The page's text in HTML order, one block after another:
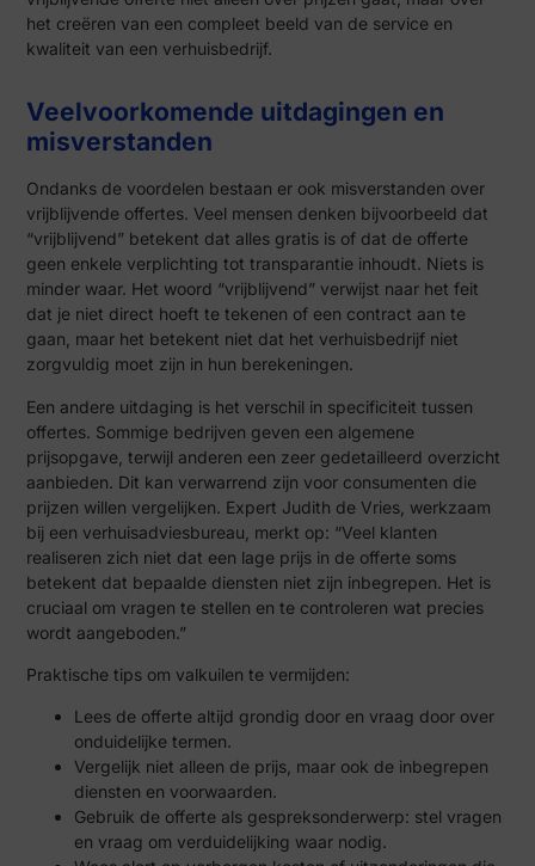
het creëren van een compleet beeld van de service en
kwaliteit van een verhuisbedrijf.
Veelvoorkomende uitdagingen en
misverstanden
Ondanks de voordelen bestaan er ook misverstanden over
vrijblijvende offertes. Veel mensen denken bijvoorbeeld dat
“vrijblijvend” betekent dat alles gratis is of dat de offerte
geen enkele verplichting tot transparantie inhoudt. Niets is
minder waar. Het woord “vrijblijvend” verwijst naar het feit
dat je niet direct hoeft te tekenen of een contract aan te
gaan, maar het betekent niet dat het verhuisbedrijf niet
zorgvuldig moet zijn in hun berekeningen.
Een andere uitdaging is het verschil in specificiteit tussen
offertes. Sommige bedrijven geven een algemene
prijsopgave, terwijl anderen een zeer gedetailleerd overzicht
aanbieden. Dit kan verwarrend zijn voor consumenten die
prijzen willen vergelijken. Expert Judith de Vries, werkzaam
bij een verhuisadviesbureau, merkt op: “Veel klanten
realiseren zich niet dat een lage prijs in de offerte soms
betekent dat bepaalde diensten niet zijn inbegrepen. Het is
cruciaal om vragen te stellen en te controleren wat precies
wordt aangeboden.”
Praktische tips om valkuilen te vermijden:
Lees de offerte altijd grondig door en vraag door over
onduidelijke termen.
Vergelijk niet alleen de prijs, maar ook de inbegrepen
diensten en voorwaarden.
Gebruik de offerte als gespreksonderwerp: stel vragen
en vraag om verduidelijking waar nodig.